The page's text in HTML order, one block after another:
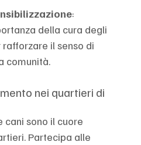
:
della cura degli
il senso di
comunità.
nei quartieri di
cani sono il cuore
Partecipa alle